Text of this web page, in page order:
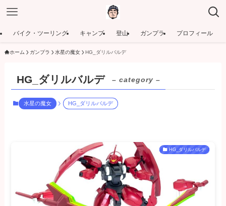
バイク・ツーリング キャンプ 登山 ガンプラ プロフィール
ホーム ガンプラ 水星の魔女 HG_ダリルバルデ
HG_ダリルバルデ – category –
水星の魔女 HG_ダリルバルデ
HG_ダリルバルデ